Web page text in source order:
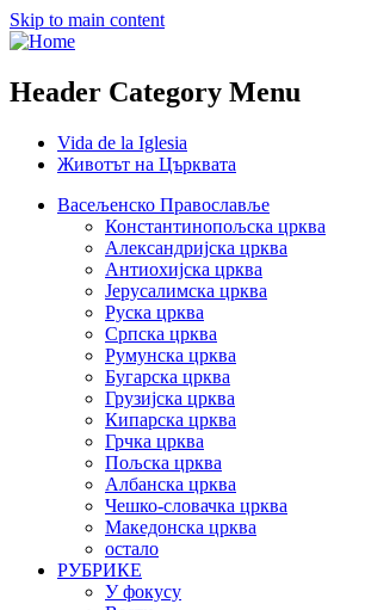
Skip to main content
Header Category Menu
Vida de la Iglesia
Животът на Църквата
Васељенско Православље
Константинопољска црква
Александријска црква
Антиохијска црква
Јерусалимска црква
Руска црква
Српска црква
Румунска црква
Бугарска црква
Грузијска црква
Кипарска црква
Грчка црква
Пољска црква
Албанска црква
Чешко-словачка црква
Македонска црква
остало
РУБРИКЕ
У фокусу